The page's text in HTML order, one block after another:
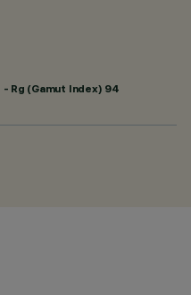
Rg (Gamut Index) 94